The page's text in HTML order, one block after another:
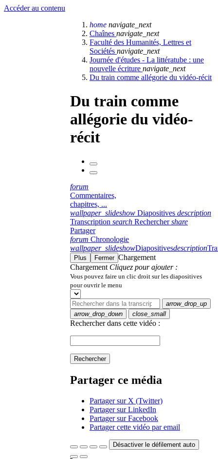
Accéder au contenu
home navigate_next
Chaînes navigate_next
Faculté des Humanités, Lettres et
Sociétés navigate_next
Journée d'études - La littératube : une
nouvelle écriture navigate_next
Du train comme allégorie du vidéo-récit
Du train comme
allégorie du vidéo-
récit
forum
Commentaires,
chapitres, ...
wallpaper_slideshow Diapositives description
Transcription search Rechercher share
Partager
forum Chronologie
wallpaper_slideshowDiapositivesdescription
Plus Fermer Chargement
Chargement Cliquez pour ajouter :
Vous pouvez faire un clic droit sur les diapositives
pour ouvrir le menu
arrow_drop_up
arrow_drop_down
close_small
Rechercher dans cette vidéo :
Rechercher
Partager ce média
Partager sur X (Twitter)
Partager sur LinkedIn
Partager sur Facebook
Partager cette vidéo par email
Désactiver le défilement auto